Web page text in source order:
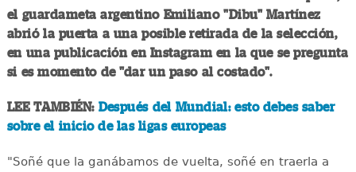
el guardameta argentino Emiliano "Dibu" Martínez
abrió la puerta a una posible retirada de la selección,
en una publicación en Instagram en la que se pregunta
si es momento de "dar un paso al costado".
LEE TAMBIÉN: Después del Mundial: esto debes saber
sobre el inicio de las ligas europeas
"Soñé que la ganábamos de vuelta, soñé en traerla a